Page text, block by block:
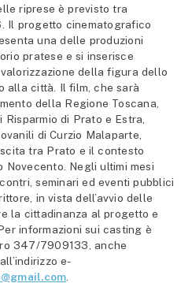
riprese è previsto tra
Il progetto cinematografico
una delle produzioni
pratese e si inserisce
della figura dello
alla città. Il film, che sarà
della Regione Toscana,
Risparmio di Prato e Estra,
di Curzio Malaparte,
tra Prato e il contesto
Negli ultimi mesi
seminari ed eventi pubblici
in vista dell’avvio delle
la cittadinanza al progetto e
informazioni sui casting è
347/7909133, anche
e-